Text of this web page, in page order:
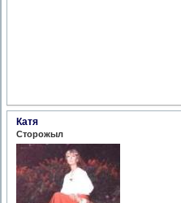
Катя
Сторожыл